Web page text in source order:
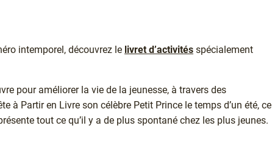
intemporel, découvrez le livret d’activités spécialement
pour améliorer la vie de la jeunesse, à travers des
à Partir en Livre son célèbre Petit Prince le temps d’un été, ce
tout ce qu’il y a de plus spontané chez les plus jeunes.